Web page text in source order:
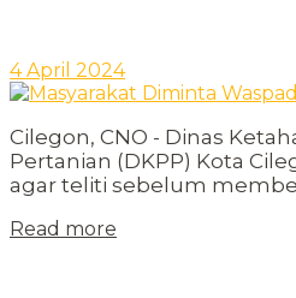
4 April 2024
Cilegon, CNO - Dinas
Pertanian (DKPP) Kota
agar teliti sebelum
Read more